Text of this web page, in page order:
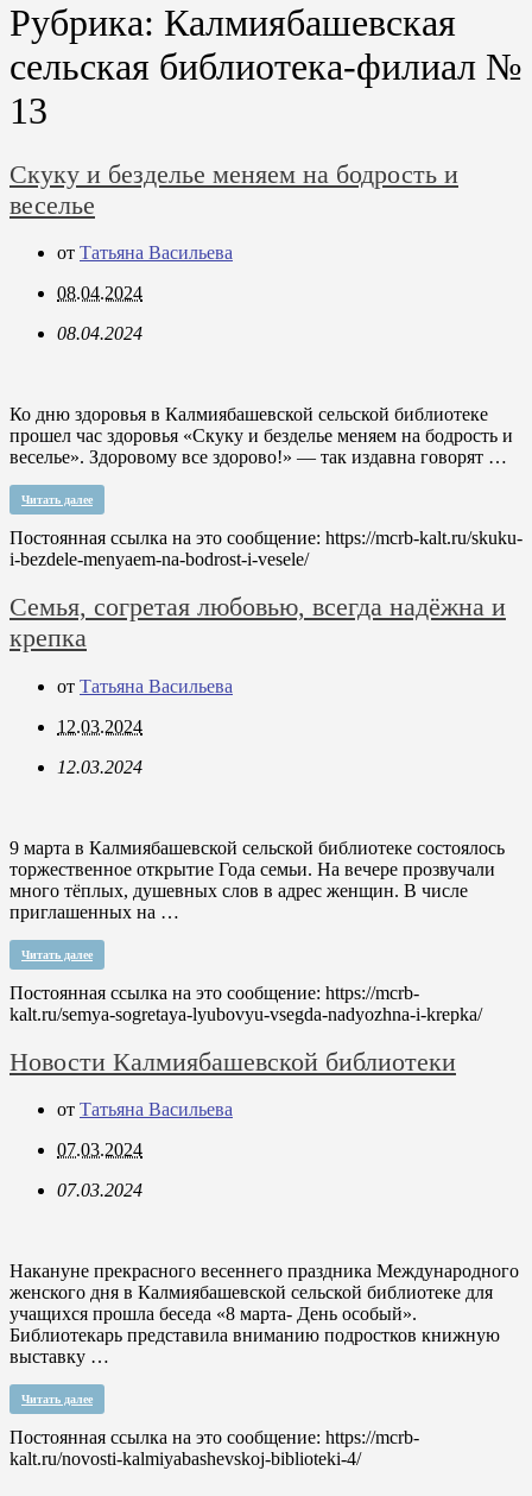
Рубрика: Калмиябашевская
сельская библиотека-филиал №
13
Скуку и безделье меняем на бодрость и
веселье
от Татьяна Васильева
08.04.2024
08.04.2024
Ко дню здоровья в Калмиябашевской сельской библиотеке
прошел час здоровья «Скуку и безделье меняем на бодрость и
веселье». Здоровому все здорово!» — так издавна говорят …
Читать далее
Постоянная ссылка на это сообщение: https://mcrb-kalt.ru/skuku-
i-bezdele-menyaem-na-bodrost-i-vesele/
Семья, согретая любовью, всегда надёжна и
крепка
от Татьяна Васильева
12.03.2024
12.03.2024
9 марта в Калмиябашевской сельской библиотеке состоялось
торжественное открытие Года семьи. На вечере прозвучали
много тёплых, душевных слов в адрес женщин. В числе
приглашенных на …
Читать далее
Постоянная ссылка на это сообщение: https://mcrb-
kalt.ru/semya-sogretaya-lyubovyu-vsegda-nadyozhna-i-krepka/
Новости Калмиябашевской библиотеки
от Татьяна Васильева
07.03.2024
07.03.2024
Накануне прекрасного весеннего праздника Международного
женского дня в Калмиябашевской сельской библиотеке для
учащихся прошла беседа «8 марта- День особый».
Библиотекарь представила вниманию подростков книжную
выставку …
Читать далее
Постоянная ссылка на это сообщение: https://mcrb-
kalt.ru/novosti-kalmiyabashevskoj-biblioteki-4/